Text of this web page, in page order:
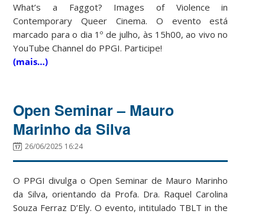
What’s a Faggot? Images of Violence in
Contemporary Queer Cinema. O evento está
marcado para o dia 1º de julho, às 15h00, ao vivo no
YouTube Channel do PPGI. Participe!
(mais…)
Open Seminar – Mauro
Marinho da Silva
26/06/2025 16:24
O PPGI divulga o Open Seminar de Mauro Marinho
da Silva, orientando da Profa. Dra. Raquel Carolina
Souza Ferraz D’Ely. O evento, intitulado TBLT in the